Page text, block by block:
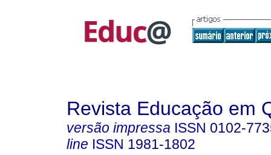
Revista Educação em
versão impressa ISSN 0102-
line ISSN 1981-1802